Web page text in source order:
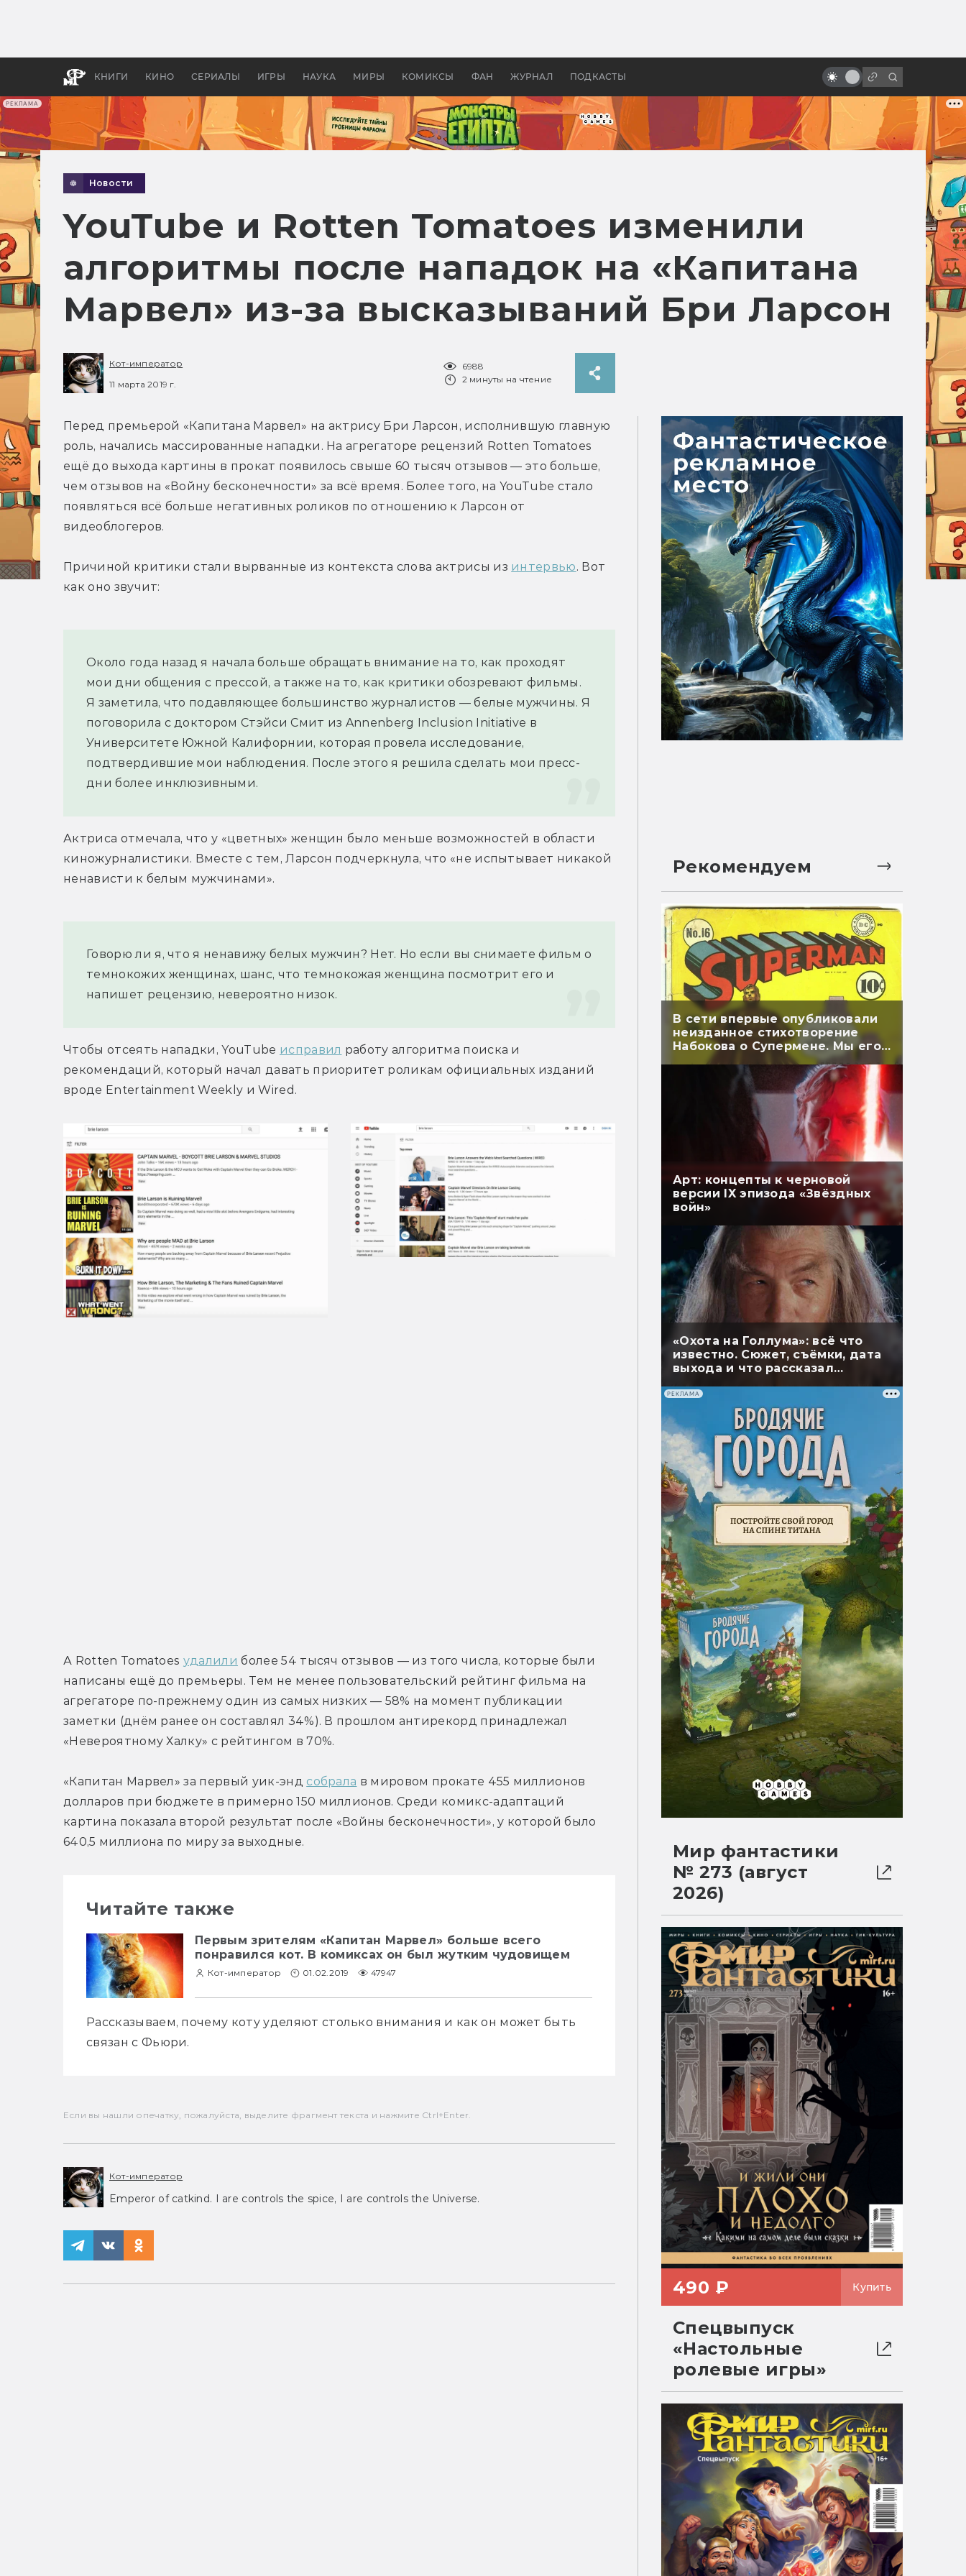
РЕКЛАМА
КНИГИ КИНО СЕРИАЛЫ ИГРЫ НАУКА МИРЫ КОМИКСЫ ФАН ЖУРНАЛ ПОДКАСТЫ
бы «Властелина колец»
Древней Грецией
что вымысел
Новости
YouTube и Rotten Tomatoes изменили
алгоритмы после нападок на «Капитана
Марвел» из-за высказываний Бри Ларсон
Кот-император
11 марта 2019 г.
6988
2 минуты на чтение
Перед премьерой «Капитана Марвел» на актрису Бри Ларсон, исполнившую главную
роль, начались массированные нападки. На агрегаторе рецензий Rotten Tomatoes
ещё до выхода картины в прокат появилось свыше 60 тысяч отзывов — это больше,
чем отзывов на «Войну бесконечности» за всё время. Более того, на YouTube стало
появляться всё больше негативных роликов по отношению к Ларсон от
видеоблогеров.
Причиной критики стали вырванные из контекста слова актрисы из интервью. Вот
как оно звучит:
Около года назад я начала больше обращать внимание на то, как проходят
мои дни общения с прессой, а также на то, как критики обозревают фильмы.
Я заметила, что подавляющее большинство журналистов — белые мужчины. Я
поговорила с доктором Стэйси Смит из Annenberg Inclusion Initiative в
Университете Южной Калифорнии, которая провела исследование,
подтвердившие мои наблюдения. После этого я решила сделать мои пресс-
дни более инклюзивными.
Актриса отмечала, что у «цветных» женщин было меньше возможностей в области
киножурналистики. Вместе с тем, Ларсон подчеркнула, что «не испытывает никакой
ненависти к белым мужчинами».
Говорю ли я, что я ненавижу белых мужчин? Нет. Но если вы снимаете фильм о
темнокожих женщинах, шанс, что темнокожая женщина посмотрит его и
напишет рецензию, невероятно низок.
Чтобы отсеять нападки, YouTube исправил работу алгоритма поиска и
рекомендаций, который начал давать приоритет роликам официальных изданий
вроде Entertainment Weekly и Wired.
А Rotten Tomatoes удалили более 54 тысяч отзывов — из того числа, которые были
написаны ещё до премьеры. Тем не менее пользовательский рейтинг фильма на
агрегаторе по-прежнему один из самых низких — 58% на момент публикации
заметки (днём ранее он составлял 34%). В прошлом антирекорд принадлежал
«Невероятному Халку» с рейтингом в 70%.
«Капитан Марвел» за первый уик-энд собрала в мировом прокате 455 миллионов
долларов при бюджете в примерно 150 миллионов. Среди комикс-адаптаций
картина показала второй результат после «Войны бесконечности», у которой было
640,5 миллиона по миру за выходные.
Читайте также
Первым зрителям «Капитан Марвел» больше всего
понравился кот. В комиксах он был жутким чудовищем
Кот-император 01.02.2019 47947
Рассказываем, почему коту уделяют столько внимания и как он может быть
связан с Фьюри.
Если вы нашли опечатку, пожалуйста, выделите фрагмент текста и нажмите Ctrl+Enter.
Кот-император
Emperor of catkind. I are controls the spice, I are controls the Universe.
Рекомендуем
В сети впервые опубликовали
неизданное стихотворение
Набокова о Супермене. Мы его
перевели
Арт: концепты к черновой
версии IX эпизода «Звёздных
войн»
«Охота на Голлума»: всё что
известно. Сюжет, съёмки, дата
выхода и что рассказал
РЕКЛАМА
Мир фантастики
№ 273 (август
2026)
490 ₽ Купить
Спецвыпуск
«Настольные
ролевые игры»